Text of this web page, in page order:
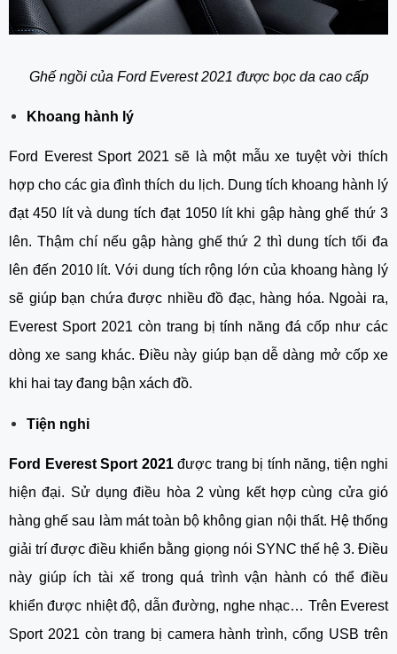
Ghế ngồi của Ford Everest 2021 được bọc da cao cấp
Khoang hành lý
Ford Everest Sport 2021 sẽ là một mẫu xe tuyệt vời thích
hợp cho các gia đình thích du lịch. Dung tích khoang hành lý
đạt 450 lít và dung tích đạt 1050 lít khi gập hàng ghế thứ 3
lên. Thậm chí nếu gập hàng ghế thứ 2 thì dung tích tối đa
lên đến 2010 lít. Với dung tích rộng lớn của khoang hàng lý
sẽ giúp bạn chứa được nhiều đồ đạc, hàng hóa. Ngoài ra,
Everest Sport 2021 còn trang bị tính năng đá cốp như các
dòng xe sang khác. Điều này giúp bạn dễ dàng mở cốp xe
khi hai tay đang bận xách đồ.
Tiện nghi
Ford Everest Sport 2021 được trang bị tính năng, tiện nghi
hiện đại. Sử dụng điều hòa 2 vùng kết hợp cùng cửa gió
hàng ghế sau làm mát toàn bộ không gian nội thất. Hệ thống
giải trí được điều khiển bằng giọng nói SYNC thế hệ 3. Điều
này giúp ích tài xế trong quá trình vận hành có thể điều
khiển được nhiệt độ, dẫn đường, nghe nhạc… Trên Everest
Sport 2021 còn trang bị camera hành trình, cổng USB trên